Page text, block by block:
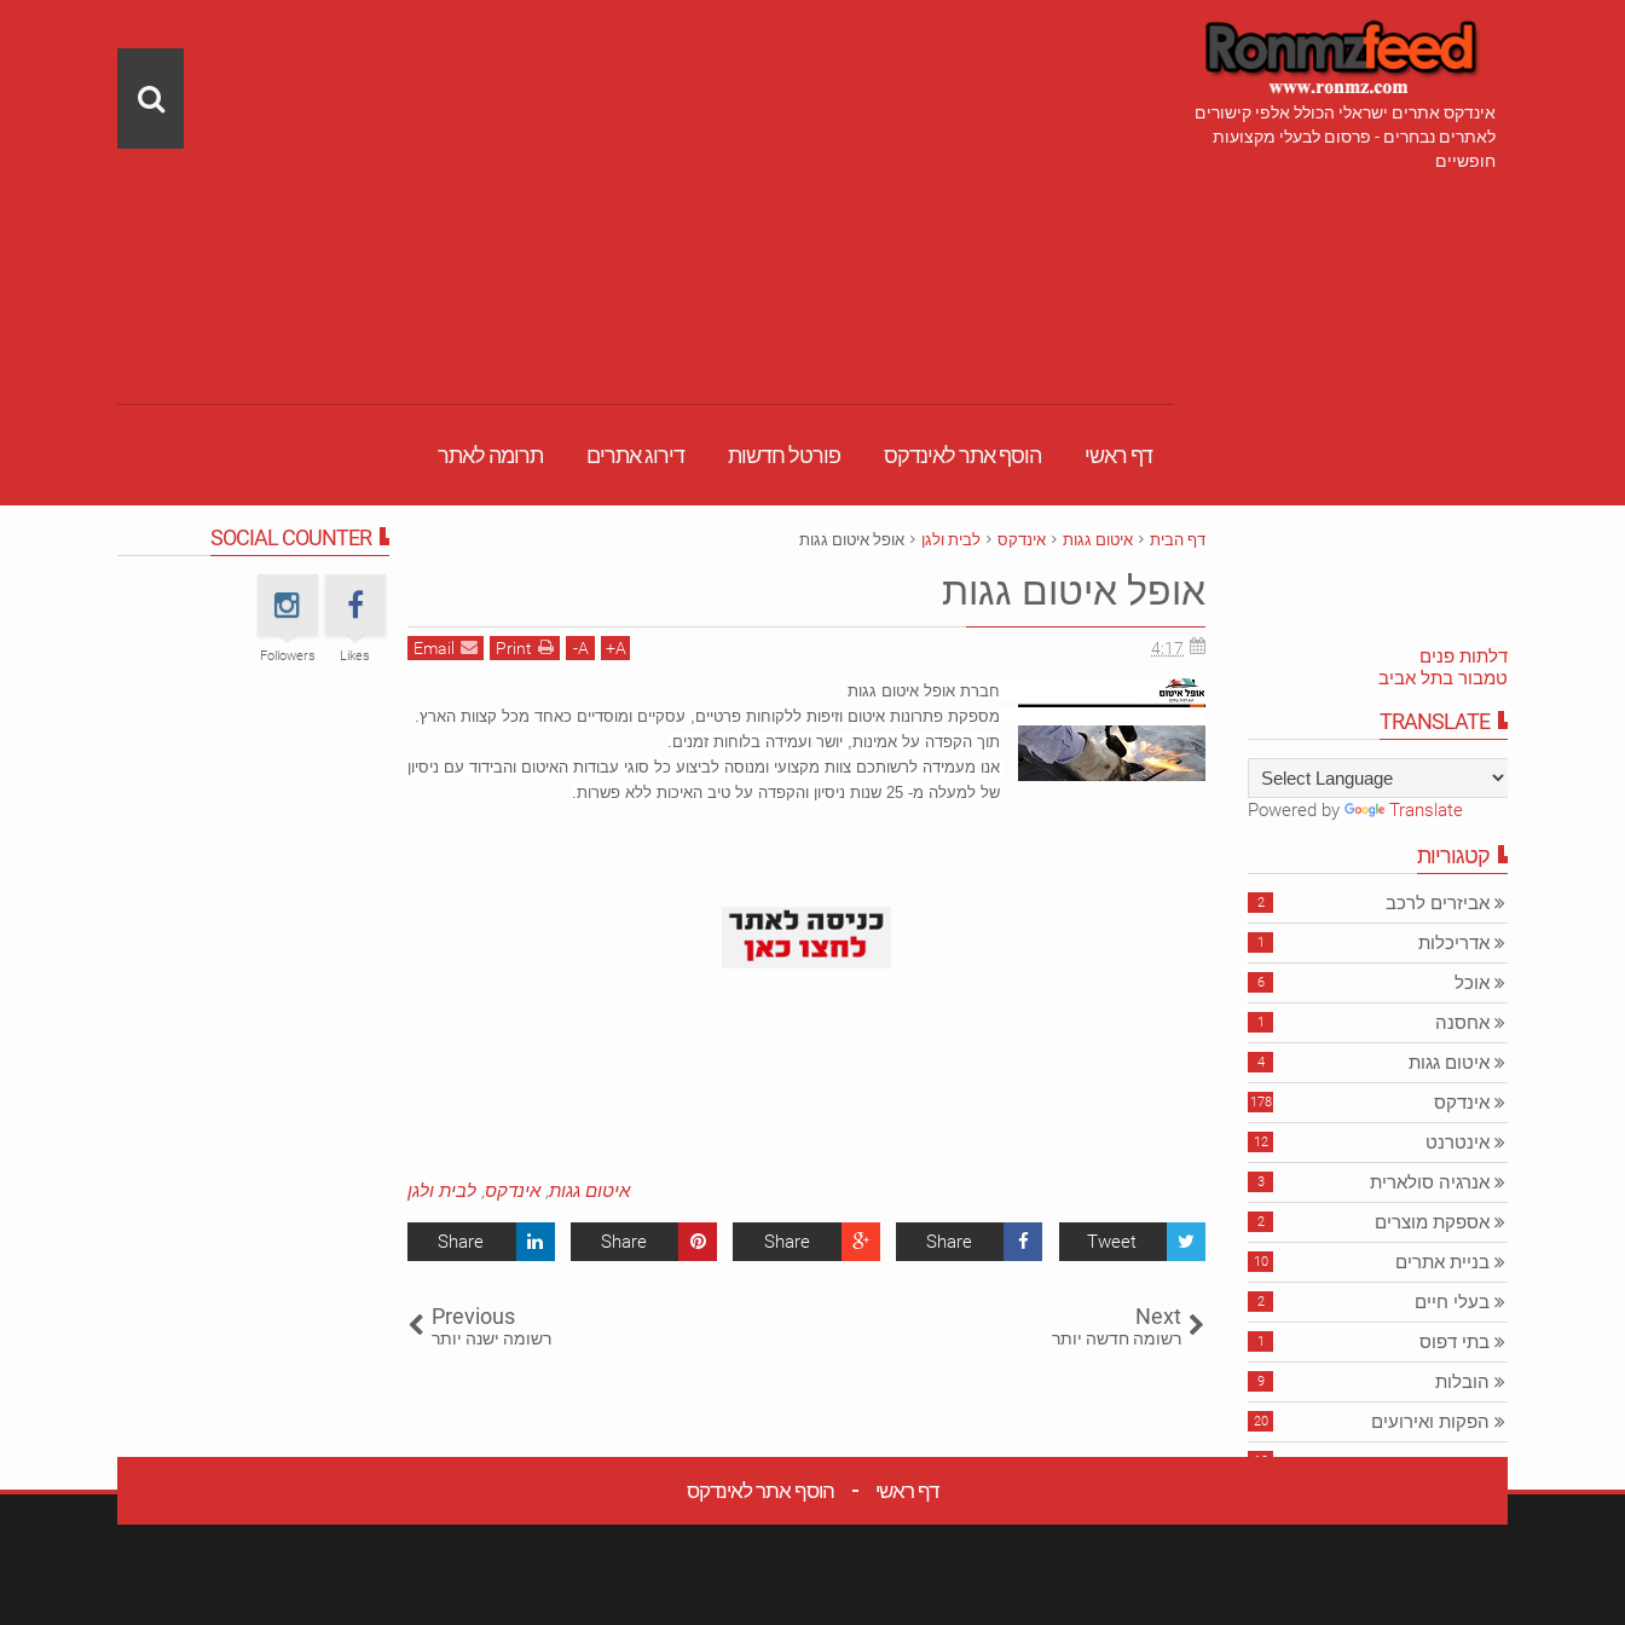
אינדקס אתרים ישראלי הכולל אלפי קישורים
לאתרים נבחרים - פרסום לבעלי מקצועות
חופשיים
דף ראשי הוסף אתר לאינדקס פורטל חדשות דירוג אתרים תרומה לאתר
דף הבית איטום גגות אינדקס לבית ולגן אופל איטום גגות
אופל איטום גגות
4:17
A
+
A
-
Print
Email
חברת אופל איטום גגות
של למעלה מ- 25 שנות ניסיון והקפדה על טיב האיכות ללא פשרות.
איטום גגות, אינדקס, לבית ולגן
Tweet
Share
Share
Share
Share
Next
רשומה חדשה יותר
Previous
רשומה ישנה יותר
SOCIAL COUNTER
Likes
Followers
דלתות פנים
טמבור בתל אביב
TRANSLATE
Powered by Translate
קטגוריות
אביזרים לרכב 2
אדריכלות 1
אוכל 6
אחסנה 1
איטום גגות 4
אינדקס 178
אינטרנט 12
אנרגיה סולארית 3
אספקת מוצרים 2
בניית אתרים 10
בעלי חיים 2
בתי דפוס 1
הובלות 9
הפקות ואירועים 20
חדשות ותקשורת 10
דף ראשי הוסף אתר לאינדקס